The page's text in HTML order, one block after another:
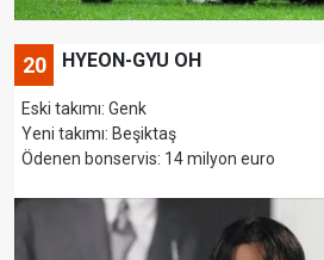
20 HYEON-GYU OH
Eski takımı: Genk
Yeni takımı: Beşiktaş
Ödenen bonservis: 14 milyon euro